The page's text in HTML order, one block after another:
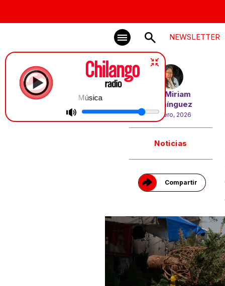
NEWSLETTER
Música
Miriam
Domínguez
6 enero, 2026
Noticias
Compartir